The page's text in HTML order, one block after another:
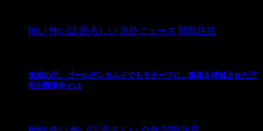
怖い 怖い話 恐ろしい 海外ニュース 閲覧注意
鬼滅の刃、ゴールデンカムイでもモチーフに…集落を壊滅させた三
毛別羆事件とは